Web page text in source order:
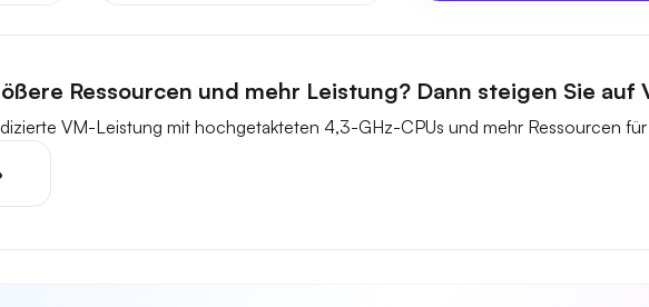
Ressourcen und mehr Leistung? Dann steigen Sie auf
VM-Leistung mit hochgetakteten 4,3-GHz-CPUs und mehr Ressourcen